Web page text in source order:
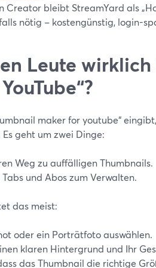
Creator bleibt StreamYard als
nötig – kostengünstig, login-
Leute
maker for youtube“
geht um zwei Dinge:
Weg zu auffälligen Thumbnails.
und Abos zum Verwalten.
das meist:
oder ein Porträtfoto auswählen.
klaren Hintergrund und Ihr
das Thumbnail die richtige